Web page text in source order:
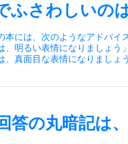
ふさわしいの
本には、次のようなアドバイ
、明るい表情になりましょう」
、真面目な表情になりましょ
答の丸暗記は